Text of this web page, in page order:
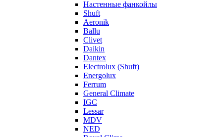
Настенные фанкойлы
Shuft
Aeronik
Ballu
Clivet
Daikin
Dantex
Electrolux (Shuft)
Energolux
Ferrum
General Climate
IGC
Lessar
MDV
NED